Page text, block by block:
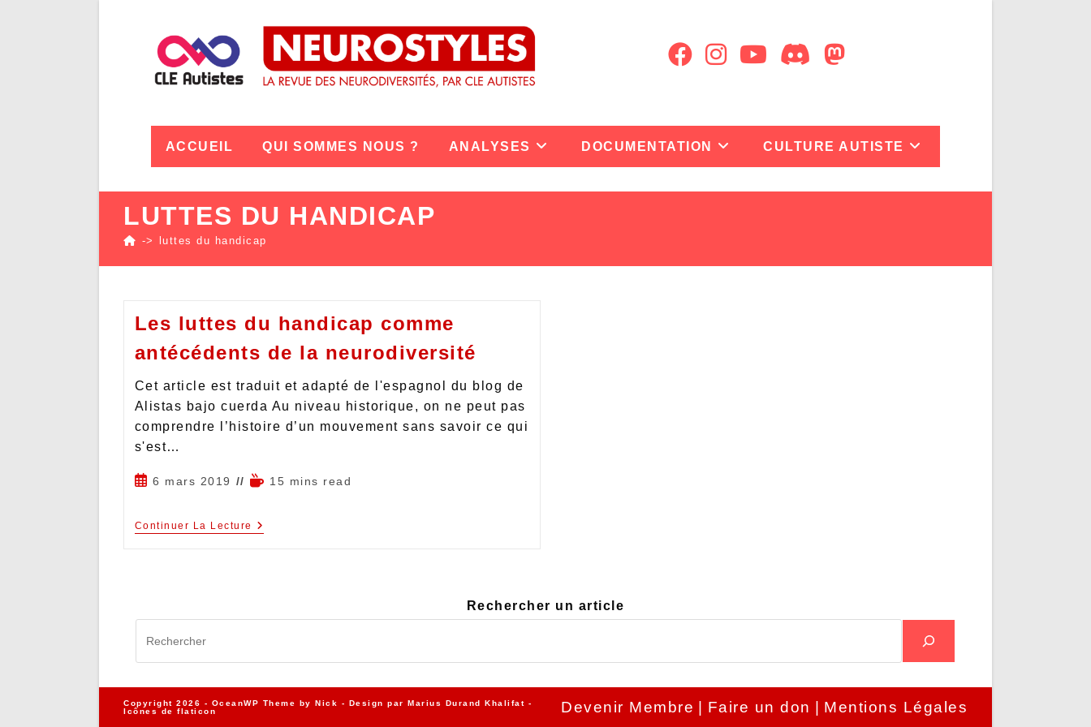
ACCUEIL QUI SOMMES NOUS ? ANALYSES DOCUMENTATION CULTURE AUTISTE
LUTTES DU HANDICAP
-> luttes du handicap
Les luttes du handicap comme
antécédents de la neurodiversité
Cet article est traduit et adapté de l'espagnol du blog de
Alistas bajo cuerda Au niveau historique, on ne peut pas
comprendre l’histoire d’un mouvement sans savoir ce qui
s'est…
6 mars 2019 15 mins read
Continuer La Lecture
Rechercher un article
Devenir Membre Faire un don Mentions Légales
Copyright 2026 - OceanWP Theme by Nick - Design par Marius Durand Khalifat -
Icônes de flaticon